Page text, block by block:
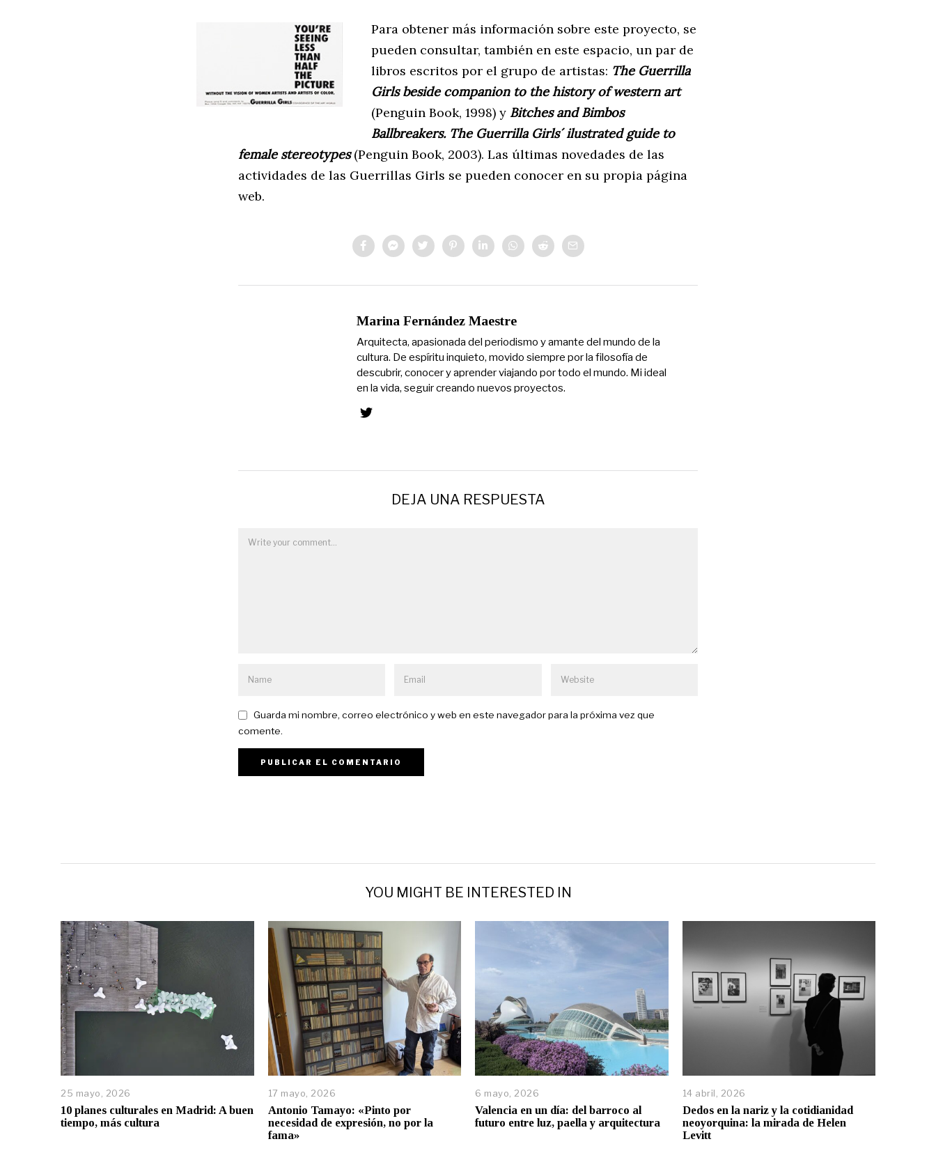
Para obtener más información sobre este proyecto, se
pueden consultar, también en este espacio, un par de
libros escritos por el grupo de artistas: The Guerrilla
Girls beside companion to the history of western art
(Penguin Book, 1998) y Bitches and Bimbos
Ballbreakers. The Guerrilla Girls´ ilustrated guide to
female stereotypes(Penguin Book, 2003). Las últimas novedades de las
actividades de las Guerrillas Girls se pueden conocer en su propia página
web.
Marina Fernández Maestre
Arquitecta, apasionada del periodismo y amante del mundo de la
cultura. De espíritu inquieto, movido siempre por la filosofía de
descubrir, conocer y aprender viajando por todo el mundo. Mi ideal
en la vida, seguir creando nuevos proyectos.
DEJA UNA RESPUESTA
Guarda mi nombre, correo electrónico y web en este navegador para la próxima vez que
comente.
YOU MIGHT BE INTERESTED IN
25 mayo, 2026
10 planes culturales en Madrid: A buen
tiempo, más cultura
17 mayo, 2026
Antonio Tamayo: «Pinto por
necesidad de expresión, no por la
fama»
6 mayo, 2026
Valencia en un día: del barroco al
futuro entre luz, paella y arquitectura
14 abril, 2026
Dedos en la nariz y la cotidianidad
neoyorquina: la mirada de Helen
Levitt